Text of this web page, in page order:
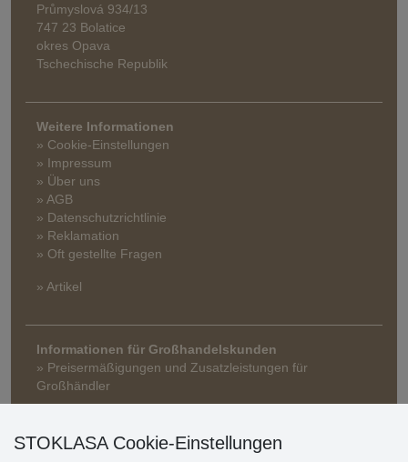
Průmyslová 934/13
747 23 Bolatice
okres Opava
Tschechische Republik
Weitere Informationen
» Cookie-Einstellungen
» Impressum
» Über uns
» AGB
» Datenschutzrichtlinie
» Reklamation
» Oft gestellte Fragen
» Artikel
Informationen für Großhandelskunden
» Preisermäßigungen und Zusatzleistungen für
Großhändler
STOKLASA Cookie-Einstellungen